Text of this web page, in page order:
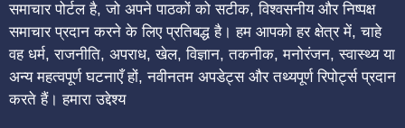
समाचार पोर्टल है, जो अपने पाठकों को सटीक, विश्वसनीय और निष्पक्ष
समाचार प्रदान करने के लिए प्रतिबद्ध है। हम आपको हर क्षेत्र में, चाहे
वह धर्म, राजनीति, अपराध, खेल, विज्ञान, तकनीक, मनोरंजन, स्वास्थ्य या
अन्य महत्वपूर्ण घटनाएँ हों, नवीनतम अपडेट्स और तथ्यपूर्ण रिपोर्ट्स प्रदान
करते हैं। हमारा उद्देश्य